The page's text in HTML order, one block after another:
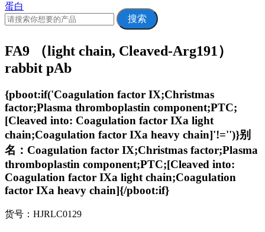
蛋白
搜索
FA9 （light chain, Cleaved-Arg191）
rabbit pAb
{pboot:if('Coagulation factor IX;Christmas
factor;Plasma thromboplastin component;PTC;
[Cleaved into: Coagulation factor IXa light
chain;Coagulation factor IXa heavy chain]'!='')}别
名：Coagulation factor IX;Christmas factor;Plasma
thromboplastin component;PTC;[Cleaved into:
Coagulation factor IXa light chain;Coagulation
factor IXa heavy chain]{/pboot:if}
货号：HJRLC0129